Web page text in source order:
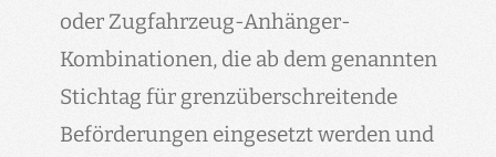
oder Zugfahrzeug-Anhänger-
Kombinationen, die ab dem genannten
Stichtag für grenzüberschreitende
Beförderungen eingesetzt werden und